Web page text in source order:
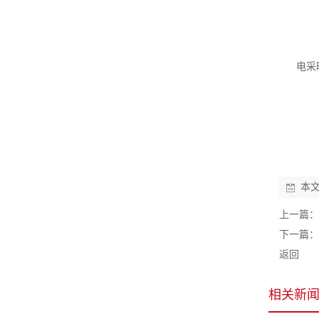
电采
本
上一篇：
下一篇
返回
相关新闻